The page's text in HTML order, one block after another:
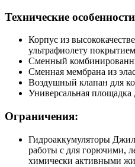
Технические
Корпус из
ультрафиолету
Сменный
Сменная мембрана из
Воздушный клапан для
Универсальная площадка
Ограничения:
Гидроаккумуляторы
работы с для горючими,
химически активными